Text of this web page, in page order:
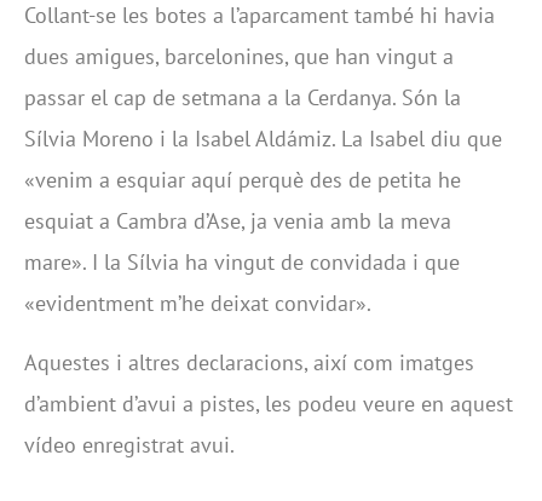
Collant-se les botes a l’aparcament també hi havia
dues amigues, barcelonines, que han vingut a
passar el cap de setmana a la Cerdanya. Són la
Sílvia Moreno i la Isabel Aldámiz. La Isabel diu que
«venim a esquiar aquí perquè des de petita he
esquiat a Cambra d’Ase, ja venia amb la meva
mare». I la Sílvia ha vingut de convidada i que
«evidentment m’he deixat convidar».
Aquestes i altres declaracions, així com imatges
d’ambient d’avui a pistes, les podeu veure en aquest
vídeo enregistrat avui.